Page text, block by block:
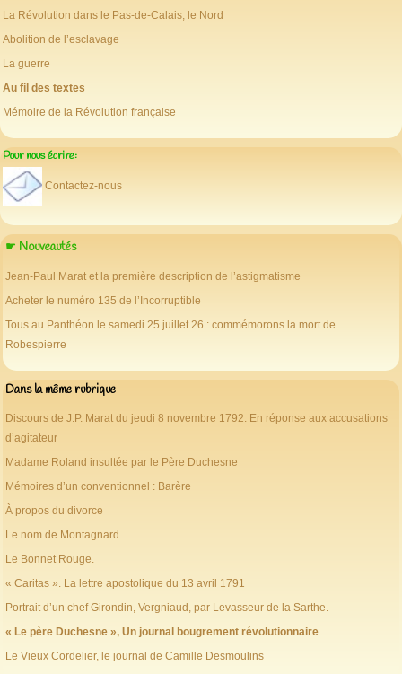
La Révolution dans le Pas-de-Calais, le Nord
Abolition de l’esclavage
La guerre
Au fil des textes
Mémoire de la Révolution française
Pour nous écrire:
Contactez-nous
☛ Nouveautés
Jean-Paul Marat et la première description de l’astigmatisme
Acheter le numéro 135 de l’Incorruptible
Tous au Panthéon le samedi 25 juillet 26 : commémorons la mort de
Robespierre
Dans la même rubrique
Discours de J.P. Marat du jeudi 8 novembre 1792. En réponse aux accusations
d’agitateur
Madame Roland insultée par le Père Duchesne
Mémoires d’un conventionnel : Barère
À propos du divorce
Le nom de Montagnard
Le Bonnet Rouge.
« Caritas ». La lettre apostolique du 13 avril 1791
Portrait d’un chef Girondin, Vergniaud, par Levasseur de la Sarthe.
« Le père Duchesne », Un journal bougrement révolutionnaire
Le Vieux Cordelier, le journal de Camille Desmoulins